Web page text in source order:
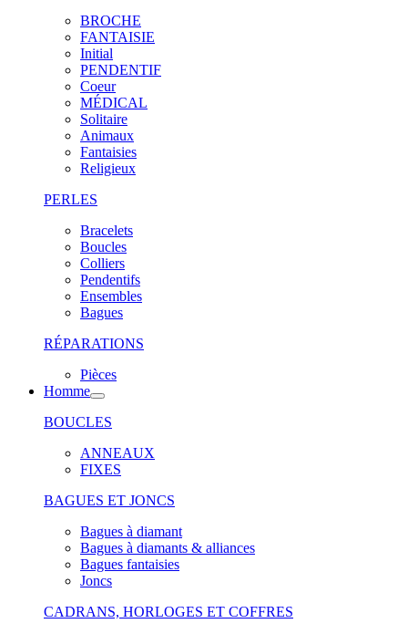
BROCHE
FANTAISIE
Initial
PENDENTIF
Coeur
MÉDICAL
Solitaire
Animaux
Fantaisies
Religieux
PERLES
Bracelets
Boucles
Colliers
Pendentifs
Ensembles
Bagues
RÉPARATIONS
Pièces
Homme
BOUCLES
ANNEAUX
FIXES
BAGUES ET JONCS
Bagues à diamant
Bagues à diamants & alliances
Bagues fantaisies
Joncs
CADRANS, HORLOGES ET COFFRES